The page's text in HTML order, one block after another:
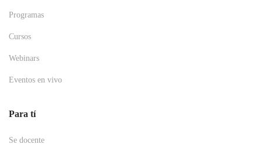
Programas
Cursos
Webinars
Eventos en vivo
Para tí
Se docente